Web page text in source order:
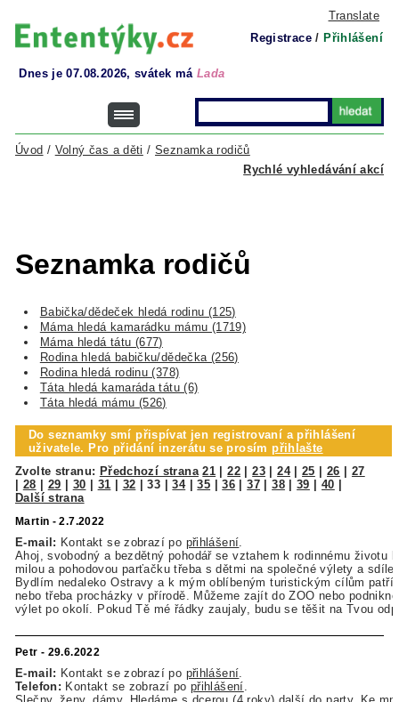
Translate
Registrace / Přihlášení
Dnes je 07.08.2026, svátek má Lada
Rychlé vyhledávání akcí
Úvod / Volný čas a děti /Seznamka rodičů
Seznamka rodičů
Babička/dědeček hledá rodinu (125)
Máma hledá kamarádku mámu (1719)
Máma hledá tátu (677)
Rodina hledá babičku/dědečka (256)
Rodina hledá rodinu (378)
Táta hledá kamaráda tátu (6)
Táta hledá mámu (526)
Do seznamky smí přispívat jen registrovaní a přihlášení
uživatele. Pro přidání inzerátu se prosímpřihlašte
Zvolte stranu: Předchozí strana 21 |22 |23|24|25 26
27
28 29 30 31 32 |33 |34|35 |36 |37 |38|39 |40
Další strana
Martin - 2.7.2022
E-mail: Kontakt se zobrazí po přihlášení
Ahoj, svobodný a bezdětný pohodář se vztahem k rodinnému životu
milou a pohodovou parťačku třeba s dětmi na společné výlety a
Bydlím nedaleko Ostravy a k mým oblíbeným turistickým cílům patří
nebo třeba procházky v přírodě. Můžeme zajít do ZOO nebo
výlet po okolí. Pokud Tě mé řádky zaujaly, budu se těšit na Tvou
Petr - 29.6.2022
E-mail: Kontakt se zobrazí po přihlášení
Telefon: Kontakt se zobrazí po přihlášení